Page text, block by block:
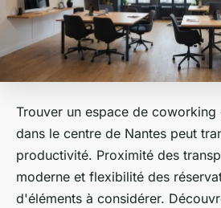
Trouver un espace de coworking
dans le centre de Nantes peut
productivité. Proximité des
moderne et flexibilité des
d'éléments à considérer.